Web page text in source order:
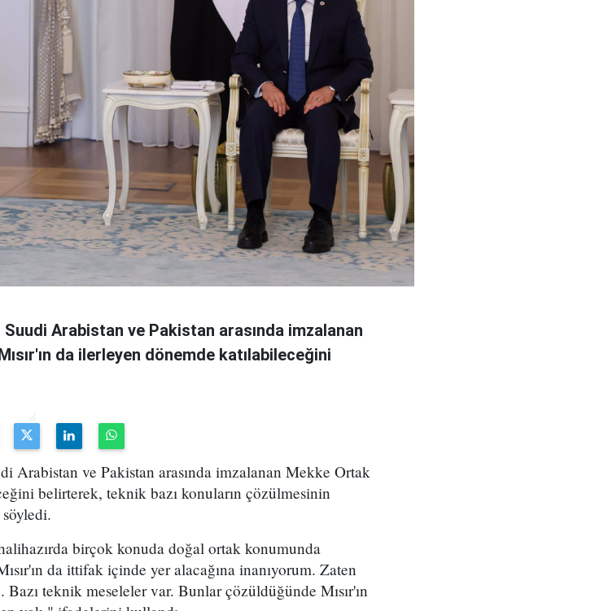
Suudi Arabistan ve Pakistan arasında imzalanan
da ilerleyen dönemde katılabileceğini
Arabistan ve Pakistan arasında imzalanan Mekke Ortak
belirterek, teknik bazı konuların çözülmesinin
birçok konuda doğal ortak konumunda
da ittifak içinde yer alacağına inanıyorum. Zaten
teknik meseleler var. Bunlar çözüldüğünde Mısır'ın